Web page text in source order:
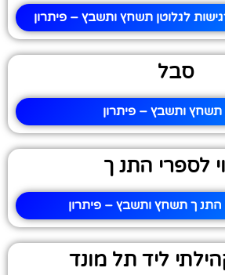
לגלוטן תשחץ ותשבץ – פיתרון
סבל
ותשבץ – פיתרון
לספרי התנ ך
התנ ך תשחץ ותשבץ – פיתרון
ליד תל מונד